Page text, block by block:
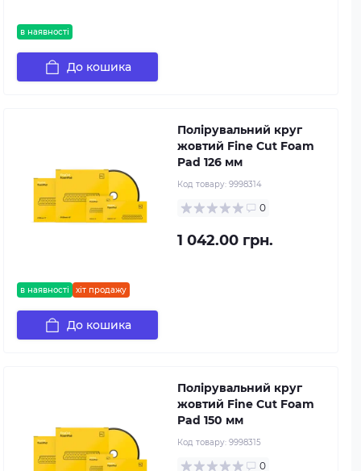
в наявності
До кошика
в наявності хіт продажу
Полірувальний круг
жовтий Fine Cut Foam
Pad 126 мм
Код товару: 9998314
0
1 042.00 грн.
До кошика
Полірувальний круг
жовтий Fine Cut Foam
Pad 150 мм
Код товару: 9998315
0